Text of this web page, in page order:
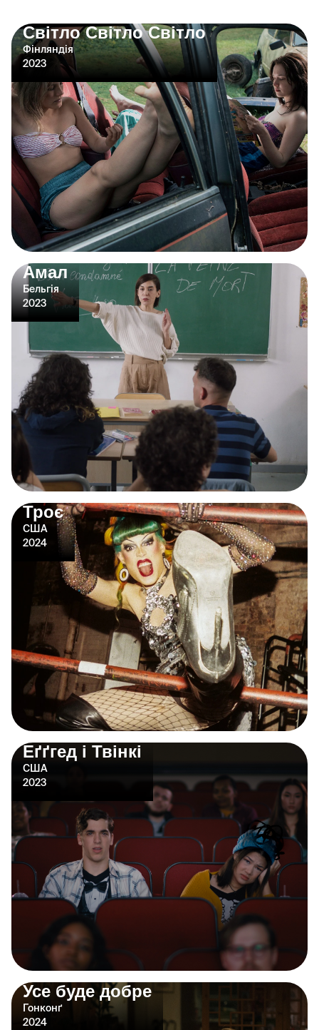
Cвітло Світло Світло
Фінляндія
2023
Амал
Бельгія
2023
Троє
США
2024
Еґґгед і Твінкі
США
2023
Усе буде добре
Гонконґ
2024